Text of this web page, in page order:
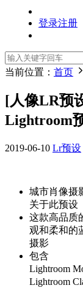
登录注册
当前位置： 首页
[人像LR预
Lightroom
2019-06-10 Lr预设
城市肖像摄
关于此预设
这款高品质
观和柔和的
摄影
包含
Lightroom
Lightroom